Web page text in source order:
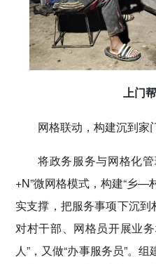
上门
网格联动，构建沉到家
将政务服务与网格化
+N”微网格模式，构建“乡
实支撑，把服务事项下沉
对村干部、网格员开展业
人”，又做“办事服务员”。